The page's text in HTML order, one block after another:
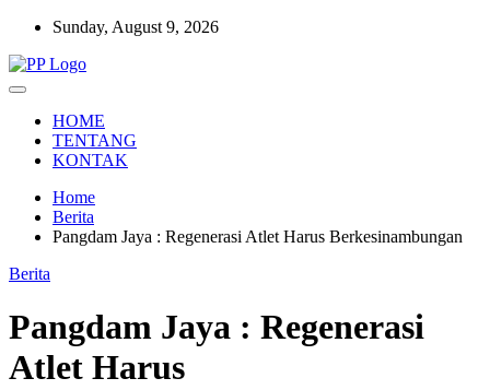
Skip
content
Sunday, August 9, 2026
Pengawal Persada
HOME
TENTANG
KONTAK
Home
Berita
Pangdam Jaya : Regenerasi Atlet Harus Berkesinambungan
Berita
Pangdam Jaya : Regenerasi
Atlet Harus